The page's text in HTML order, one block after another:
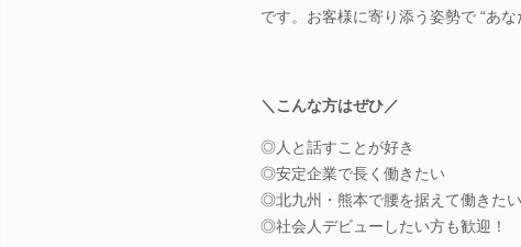
です。お客様に寄り添う姿勢で “あ
＼こんな方はぜひ／
◎人と話すことが好き
◎安定企業で長く働きたい
◎北九州・熊本で腰を据えて働きたい
◎社会人デビューしたい方も歓迎！